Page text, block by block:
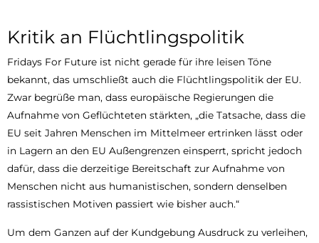
Kritik an Flüchtlingspolitik
Fridays For Future ist nicht gerade für ihre leisen Töne
bekannt, das umschließt auch die Flüchtlingspolitik der EU.
Zwar begrüße man, dass europäische Regierungen die
Aufnahme von Geflüchteten stärkten, „die Tatsache, dass die
EU seit Jahren Menschen im Mittelmeer ertrinken lässt oder
in Lagern an den EU Außengrenzen einsperrt, spricht jedoch
dafür, dass die derzeitige Bereitschaft zur Aufnahme von
Menschen nicht aus humanistischen, sondern denselben
rassistischen Motiven passiert wie bisher auch.“
Um dem Ganzen auf der Kundgebung Ausdruck zu verleihen,